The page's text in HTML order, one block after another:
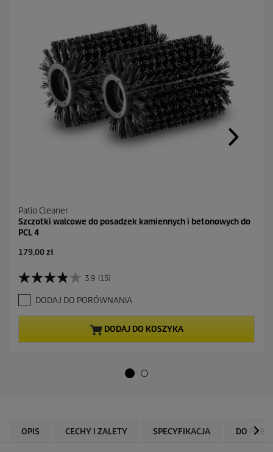
Patio Cleaner
Szczotki walcowe do posadzek kamiennych i betonowych do
PCL 4
A
t
u
a
l
n
179,00 zł
3.9 (15)
3
.
9
n
DODAJ DO PORÓWNANIA
DODAJ DO KOSZYKA
OPIS CECHY I ZALETY SPECYFIKACJA DO